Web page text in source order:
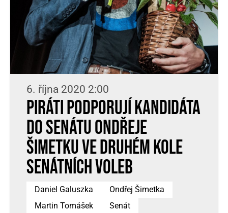
6. října 2020 2:00
Piráti podporují kandidáta
do Senátu Ondřeje
Šimetku ve druhém kole
senátních voleb
Daniel Galuszka
Ondřej Šimetka
Martin Tomášek
Senát